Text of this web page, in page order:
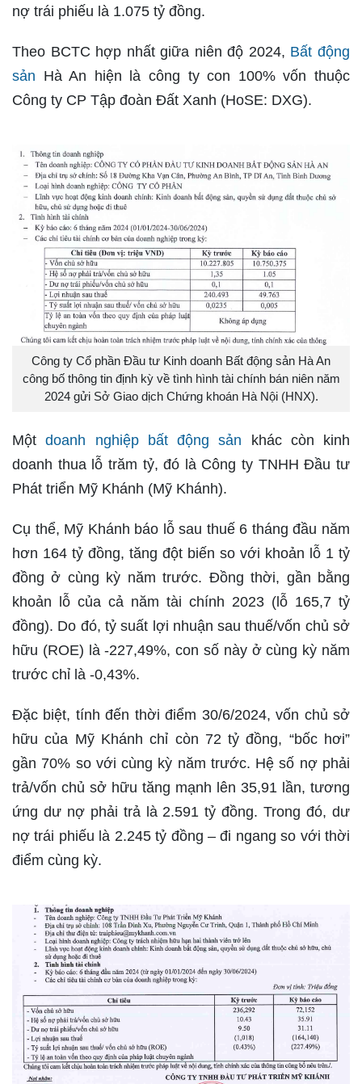
nợ trái phiếu là 1.075 tỷ đồng.
Theo BCTC hợp nhất giữa niên độ 2024, Bất động
sản Hà An hiện là công ty con 100% vốn thuộc
Công ty CP Tập đoàn Đất Xanh (HoSE: DXG).
Công ty Cổ phần Đầu tư Kinh doanh Bất động sản Hà An
công bố thông tin định kỳ về tình hình tài chính bán niên năm
2024 gửi Sở Giao dịch Chứng khoán Hà Nội (HNX).
Mộtdoanh nghiệp bất động sản khác còn kinh
doanh thua lỗ trăm tỷ, đó là Công ty TNHH Đầu tư
Phát triển Mỹ Khánh (Mỹ Khánh).
Cụ thể, Mỹ Khánh báo lỗ sau thuế 6 tháng đầu năm
hơn 164 tỷ đồng, tăng đột biến so với khoản lỗ 1 tỷ
đồng ở cùng kỳ năm trước. Đồng thời, gần bằng
khoản lỗ của cả năm tài chính 2023 (lỗ 165,7 tỷ
đồng). Do đó, tỷ suất lợi nhuận sau thuế/vốn chủ sở
hữu (ROE) là -227,49%, con số này ở cùng kỳ năm
trước chỉ là -0,43%.
Đặc biệt, tính đến thời điểm 30/6/2024, vốn chủ sở
hữu của Mỹ Khánh chỉ còn 72 tỷ đồng, “bốc hơi”
gần 70% so với cùng kỳ năm trước. Hệ số nợ phải
trả/vốn chủ sở hữu tăng mạnh lên 35,91 lần, tương
ứng dư nợ phải trả là 2.591 tỷ đồng. Trong đó, dư
nợ trái phiếu là 2.245 tỷ đồng – đi ngang so với thời
điểm cùng kỳ.